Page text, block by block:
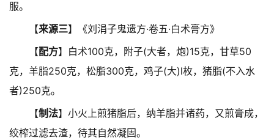
服。
【来源三】《刘涓子鬼遗方·卷五·白术膏方》
【配方】白术100克，附子(大者，炮)15克，甘草50
克，羊脂250克，松脂300克，鸡子(大)l枚，猪脂(不入水
者)250克。
【制法】小火上煎猪脂后，纳羊脂并诸药，又煎膏成，
绞榨过滤去渣，待其自然凝固。